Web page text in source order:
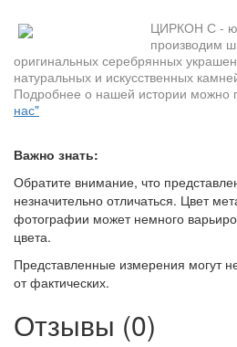
ЦИРКОН С -
производим
оригинальных серебрянных
натуральных и искусственных
Подробнее о нашей истории можно
нас"
Важно знать:
Обратите внимание, что
незначительно отличаться. Цвет
фотографии может немного
цвета.
Представленные измерения могут
от фактических.
Отзывы (0)